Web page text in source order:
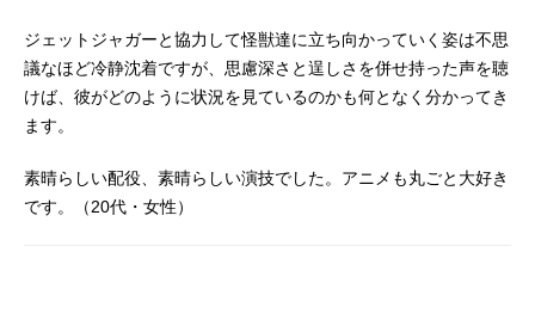
英：幸田夏穂マキタ・K・中川：手塚
ヒロミチベイラ・バーン(BB)：置鮎
龍太郎リーナ・バーン：小野寺瑠奈
マイケル・スティーブン：三宅健太
ジェットジャガーと協力して怪獣達に立ち向かっていく姿は不思
議なほど冷静沈着ですが、思慮深さと逞しさを併せ持った声を聴
けば、彼がどのように状況を見ているのかも何となく分かってき
ます。
素晴らしい配役、素晴らしい演技でした。アニメも丸ごと大好き
です。（20代・女性）